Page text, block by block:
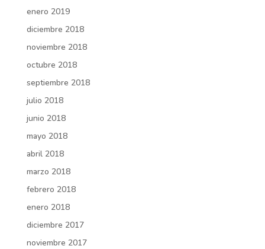
enero 2019
diciembre 2018
noviembre 2018
octubre 2018
septiembre 2018
julio 2018
junio 2018
mayo 2018
abril 2018
marzo 2018
febrero 2018
enero 2018
diciembre 2017
noviembre 2017